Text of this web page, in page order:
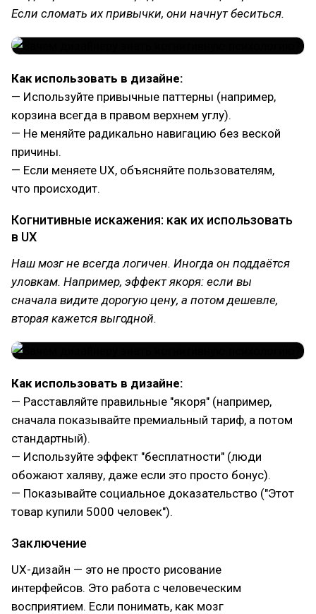
Если сломать их привычки, они начнут беситься.
Как использовать в дизайне:
— Используйте привычные паттерны (например,
корзина всегда в правом верхнем углу).
— Не меняйте радикально навигацию без веской
причины.
— Если меняете UX, объясняйте пользователям,
что происходит.
Когнитивные искажения: как их использовать
в UX
Наш мозг не всегда логичен. Иногда он поддаётся
уловкам. Например, эффект якоря: если вы
сначала видите дорогую цену, а потом дешевле,
вторая кажется выгодной.
Как использовать в дизайне:
— Расставляйте правильные "якоря" (например,
сначала показывайте премиальный тариф, а потом
стандартный).
— Используйте эффект "бесплатности" (люди
обожают халяву, даже если это просто бонус).
— Показывайте социальное доказательство ("Этот
товар купили 5000 человек").
Заключение
UX-дизайн — это не просто рисование
интерфейсов. Это работа с человеческим
восприятием. Если понимать, как мозг